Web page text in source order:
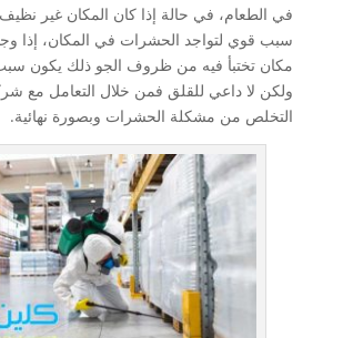
في الطعام، في حالة إذا كان المكان غير
سبب قوي لتواجد الحشرات في المكان، إذا
مكان تختبأ فيه من ظروف الجو ذلك يكون سبب
ولكن لا داعي للقلق فمن خلال التعامل مع
التخلص من مشكلة الحشرات وبصورة نهائية.